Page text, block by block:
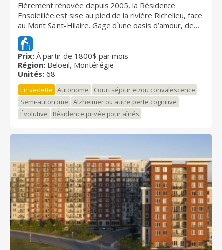
Fièrement rénovée depuis 2005, la Résidence
Ensoleillée est sise au pied de la rivière Richelieu, face
au Mont Saint-Hilaire. Gage d`une oasis d’amour, de
paix et de sécurité, la résidence accueille 68
personnes âgées autonomes ou semi-autonomes.
Une unité protégée accueille 11 résidents en toute
sécurité. Cette unité s'adresse aux personnes qui
nécessitent une assistance soutenue pour accomplir
plusieurs activités de la vie quotidienne. Ils bénéficient
d'une assistance régulière établie selon les besoins
personnalisés, 24 h sur 24. Notre personnel est
formé afin d'offrir aux résidents tout le support et
préoccupation est de nous assurer que les résidents
et compréhension, dans le respect de leur dignité, de
leur autonomie et de leurs besoins. Nos normes de
sécurité permettent aux résidents de vivre en toute
confiance. Les activités sont variées et une grande
importance est accordée au maintien d’une bonne
forme physique et mentale des résidents. Il est
également possible de recevoir les parents et amis
en toute intimité dans une salle à dîner spécialement
aménagée pour l’occasion. Autant d’éléments qui
favorisent l’autonomie sous toutes ses formes.
Prix: À partir de 1800$ par mois
Région: Beloeil, Montérégie
Unités: 68
En vedette Autonome
Court séjour et/ou convalescence
Semi-autonome
Alzheimer ou autre perte cognitive
Évolutive
Résidence privée pour aînés